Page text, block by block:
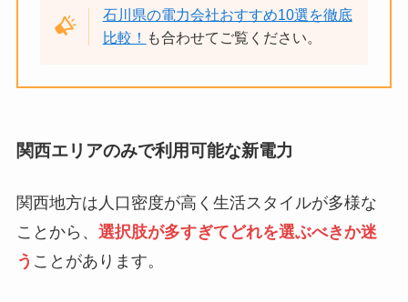
石川県の電力会社おすすめ10選を徹底
比較！ も合わせてご覧ください。
関西エリアのみで利用可能な新電力
関西地方は人口密度が高く生活スタイルが多様な
ことから、 選択肢が多すぎて どれを選ぶべきか迷
う ことがあります。